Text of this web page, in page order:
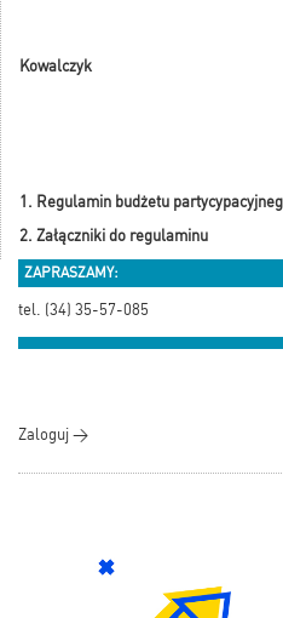
Kowalczyk
1. Regulamin budżetu
2. Załączniki do regulaminu
ZAPRASZAMY:
tel. (34) 35-57-085
Zaloguj >